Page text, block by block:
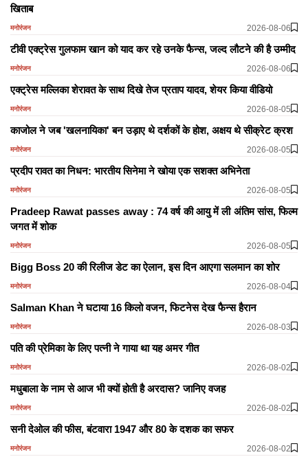
खिताब
मनोरंजन 2026-08-06
टीवी एक्ट्रेस गुलफाम खान को याद कर रहे उनके फैन्स, जल्द लौटने की है उम्मीद
मनोरंजन 2026-08-06
एक्ट्रेस मल्लिका शेरावत के साथ दिखे तेज प्रताप यादव, शेयर किया वीडियो
मनोरंजन 2026-08-05
काजोल ने जब 'खलनायिका' बन उड़ाए थे दर्शकों के होश, अक्षय थे सीक्रेट क्रश
मनोरंजन 2026-08-05
प्रदीप रावत का निधन: भारतीय सिनेमा ने खोया एक सशक्त अभिनेता
मनोरंजन 2026-08-05
Pradeep Rawat passes away : 74 वर्ष की आयु में ली अंतिम सांस, फिल्म
जगत में शोक
मनोरंजन 2026-08-05
Bigg Boss 20 की रिलीज डेट का ऐलान, इस दिन आएगा सलमान का शोर
मनोरंजन 2026-08-04
Salman Khan ने घटाया 16 किलो वजन, फिटनेस देख फैन्स हैरान
मनोरंजन 2026-08-03
पति की प्रेमिका के लिए पत्नी ने गाया था यह अमर गीत
मनोरंजन 2026-08-02
मधुबाला के नाम से आज भी क्यों होती है अरदास? जानिए वजह
मनोरंजन 2026-08-02
सनी देओल की फीस, बंटवारा 1947 और 80 के दशक का सफर
मनोरंजन 2026-08-02